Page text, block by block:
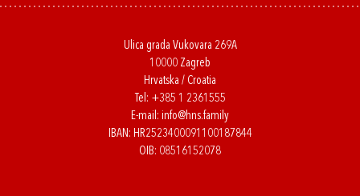
Ulica grada Vukovara 269A
10000 Zagreb
Hrvatska / Croatia
Tel: +385 1 2361555
E-mail: info@hns.family
IBAN: HR2523400091100187844
OIB: 08516152078